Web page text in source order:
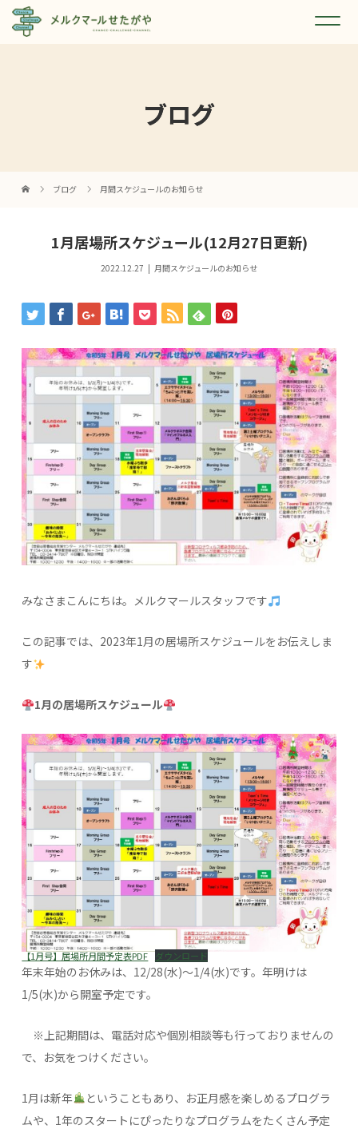
ブログ
ブログ 月間スケジュールのお知らせ
1月居場所スケジュール(12月27日更新)
2022.12.27 月間スケジュールのお知らせ
みなさまこんにちは。メルクマールスタッフです
この記事では、2023年1月の居場所スケジュールをお伝えしま
す
1月の居場所スケジュール
【1月号】居場所月間予定表PDF ダウンロード
年末年始のお休みは、12/28(水)～1/4(水)です。年明けは
1/5(水)から開室予定です。
※上記期間は、電話対応や個別相談等も行っておりませんの
で、お気をつけください。
1月は新年
ということもあり、お正月感を楽しめるプログラ
ムや、1年のスタートにぴったりなプログラムをたくさん予定